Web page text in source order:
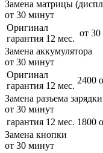
Замена матрицы
от 30 минут
Оригинал
гарантия 12 мес.
от
Замена аккумулятора
от 30 минут
Оригинал
гарантия 12 мес.
2400
Замена разъема зарядки
от 30 минут
гарантия 12 мес. 1800
Замена кнопки
от 30 минут